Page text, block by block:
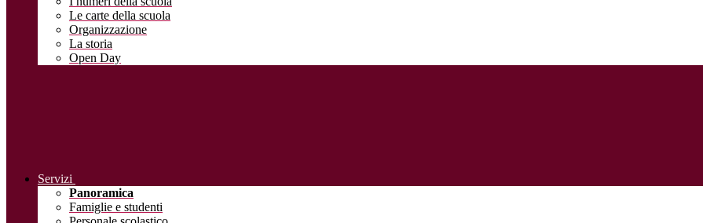
Le carte della scuola
Organizzazione
La storia
Open Day
Servizi
Panoramica
Famiglie e studenti